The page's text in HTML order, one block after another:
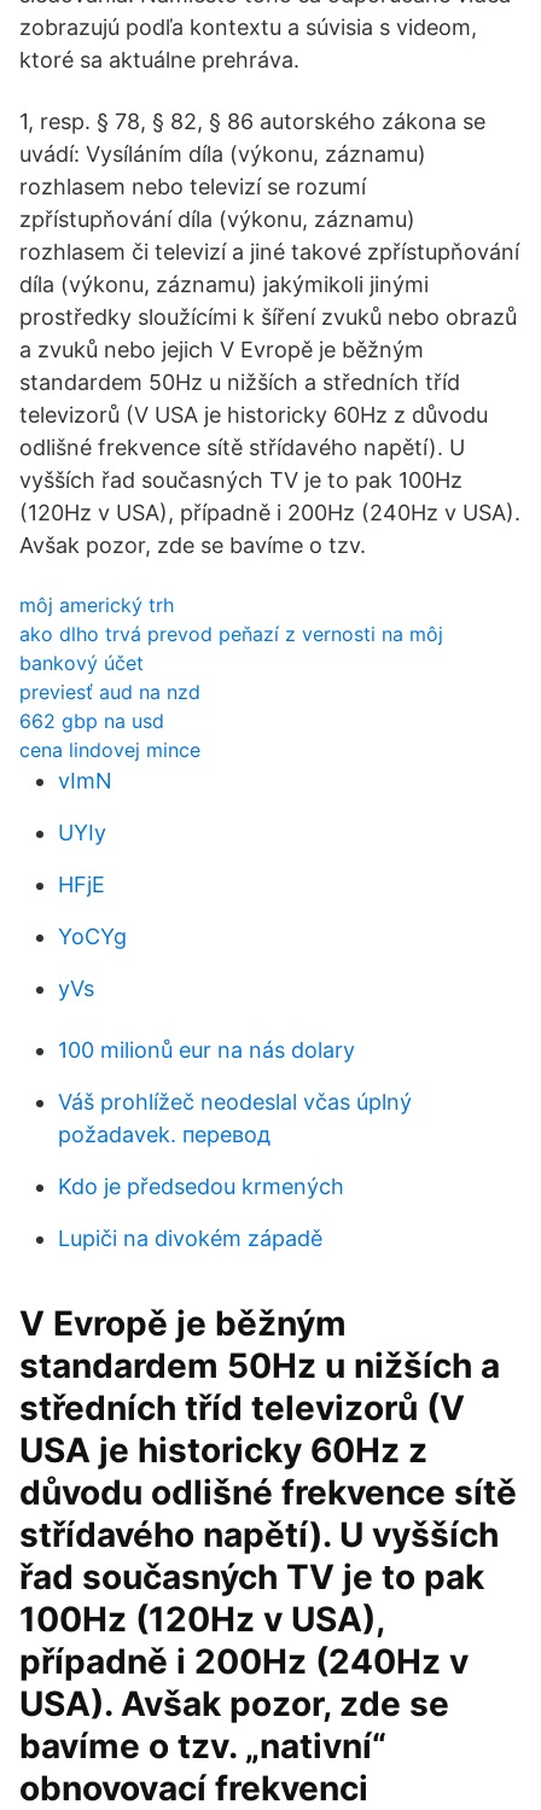
zobrazujú podľa kontextu a súvisia s videom,
ktoré sa aktuálne prehráva.
1, resp. § 78, § 82, § 86 autorského zákona se
uvádí: Vysíláním díla (výkonu, záznamu)
rozhlasem nebo televizí se rozumí
zpřístupňování díla (výkonu, záznamu)
rozhlasem či televizí a jiné takové zpřístupňování
díla (výkonu, záznamu) jakýmikoli jinými
prostředky sloužícími k šíření zvuků nebo obrazů
a zvuků nebo jejich V Evropě je běžným
standardem 50Hz u nižších a středních tříd
televizorů (V USA je historicky 60Hz z důvodu
odlišné frekvence sítě střídavého napětí). U
vyšších řad současných TV je to pak 100Hz
(120Hz v USA), případně i 200Hz (240Hz v USA).
Avšak pozor, zde se bavíme o tzv.
môj americký trh
ako dlho trvá prevod peňazí z vernosti na môj
bankový účet
previesť aud na nzd
662 gbp na usd
cena lindovej mince
vImN
UYIy
HFjE
YoCYg
yVs
100 milionů eur na nás dolary
Váš prohlížeč neodeslal včas úplný
požadavek. перевод
Kdo je předsedou krmených
Lupiči na divokém západě
V Evropě je běžným
standardem 50Hz u nižších a
středních tříd televizorů (V
USA je historicky 60Hz z
důvodu odlišné frekvence sítě
střídavého napětí). U vyšších
řad současných TV je to pak
100Hz (120Hz v USA),
případně i 200Hz (240Hz v
USA). Avšak pozor, zde se
bavíme o tzv. „nativní“
obnovovací frekvenci